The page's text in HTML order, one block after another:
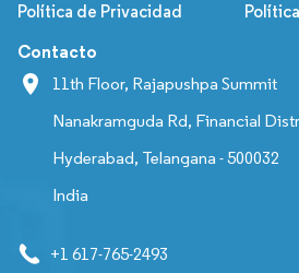
Política de Privacidad
Contacto
11th Floor, Rajapushpa Summit
Nanakramguda Rd, Financial
Hyderabad, Telangana - 500032
India
+1 617-765-2493